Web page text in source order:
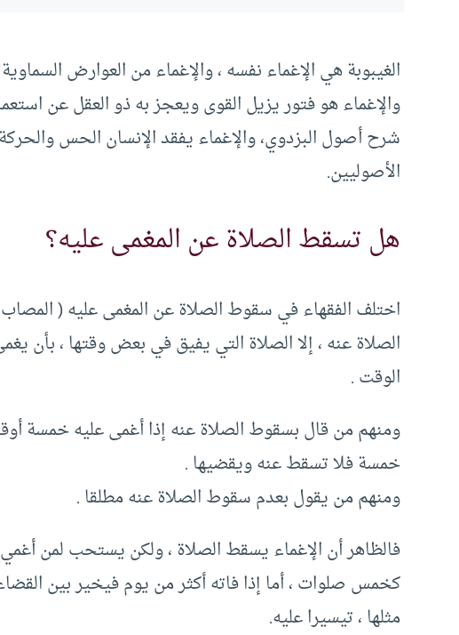
الغيبوبة هي الإغماء نفسه ، والإغماء من العوارض
والإغماء هو فتور يزيل القوى ويعجز به ذو العقل عن
شرح أصول البزدوي، والإغماء يفقد الإنسان الحس
الأصوليين.
هل تسقط الصلاة عن المغمى عليه؟
اختلف الفقهاء في سقوط الصلاة عن المغمى عليه ( المصاب
الصلاة عنه ، إلا الصلاة التي يفيق في بعض وقتها ، بأن
الوقت .
ومنهم من قال بسقوط الصلاة عنه إذا أغمى عليه خمسة
خمسة فلا تسقط عنه ويقضيها .
ومنهم من يقول بعدم سقوط الصلاة عنه مطلقا .
فالظاهر أن الإغماء يسقط الصلاة ، ولكن يستحب لمن
كخمس صلوات ، أما إذا فاته أكثر من يوم فيخير بين
مثلها ، تيسيرا عليه.